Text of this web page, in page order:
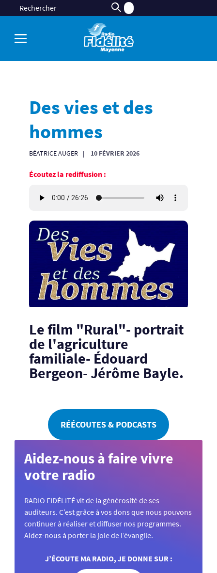
Des vies et des
hommes
BÉATRICE AUGER 10 FÉVRIER 2026
Écoutez la rediffusion :
Le film "Rural"- portrait
de l'agriculture
familiale- Édouard
Bergeon- Jérôme Bayle.
RÉÉCOUTES & PODCASTS
Aidez-nous à faire vivre
votre radio
RADIO FIDÉLITÉ vit de la générosité de ses
auditeurs. C’est grâce à vos dons que nous pouvons
continuer à réaliser et diffuser nos programmes.
Aidez-nous à porter la joie de l’évangile.
J’ÉCOUTE MA RADIO, JE DONNE SUR :